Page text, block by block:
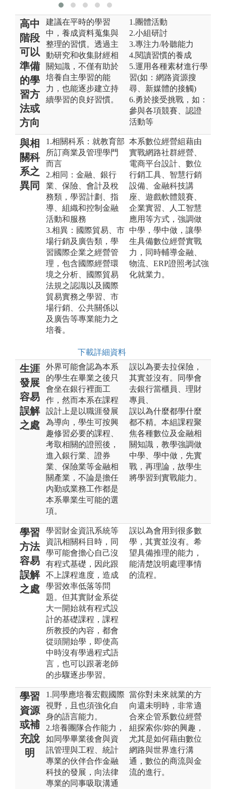
高中
階段
可以
準備
的學
習方
法或
方向
建議在平時的學習
中，養成資料蒐集與
整理的習慣。透過主
動研究和收集財經相
關知識，不僅有助於
培養自主學習的能
力，也能逐步建立持
續學習的良好習慣。
1.團體活動
2.小組研討
3.專注力/聆聽能力
4.閱讀習慣的養成
5.運用各種素材進行學
習(如：網路資源搜
尋、新媒體的接觸)
6.勇於接受挑戰，如：
參與各項競賽、認證
活動等
與相
關科
系之
異同
1.相關科系：就教育部
所訂商業及管理學門
而言
2.相同：金融、銀行
業、保險、會計及稅
務類，學習計劃、指
導、組織和控制金融
活動和服務
3.相異：國際貿易、市
場行銷及廣告類，學
習國際企業之經營管
理，包含國際經營環
境之分析、國際貿易
法規之認識以及國際
貿易實務之學習、市
場行銷、公共關係以
及廣告等專業能力之
培養。
下載詳細資料
本系數位經營組藉由
實戰網路社群經營、
電商平台設計、數位
行銷工具、智慧行銷
設備、金融科技講
座、遊戲軟體競賽、
企業實習、人工智慧
應用等方式，強調做
中學，學中做，讓學
生具備數位經營實戰
力，同時輔導金融、
物流、ERP證照考試強
化就業力。
生涯
發展
容易
誤解
之處
外界可能會認為本系
的學生在畢業之後只
會坐在銀行裡面工
作，然而本系在課程
設計上是以職涯發展
為導向，學生可按興
趣修習必要的課程、
考取相關的證照後，
進入銀行業、證券
業、保險業等金融相
關產業，不論是擔任
內勤或業務工作都是
本系畢業生可能的選
項。
誤以為要去拉保險，
其實並沒有。同學會
去銀行當櫃員、理財
專員、
誤以為什麼都學什麼
都不精。本組課程聚
焦各種數位及金融相
關知識，教學強調做
中學、學中做，先實
戰，再理論，故學生
將學習到實戰能力。
學習
方法
容易
誤解
之處
學習財金資訊系統等
資訊相關科目時，同
學可能會擔心自己沒
有程式基礎，因此跟
不上課程進度，造成
學習效率低落等問
題。但其實財金系從
大一開始就有程式設
計的基礎課程，課程
所教授的內容，都會
從頭開始學，即使高
中時沒有學過程式語
言，也可以跟著老師
的步驟逐步學習。
誤以為會用到很多數
學，其實並沒有。希
望具備推理的能力，
能清楚說明處理事情
的流程。
學習
資源
或補
充說
明
1.同學應培養宏觀國際
視野，且也須強化自
身的語言能力。
2.培養團隊合作能力，
如同學畢業後會與資
訊管理與工程、統計
專業的伙伴合作金融
科技的發展，向法律
專業的同事吸取溝通
當你對未來就業的方
向還未明時，非常適
合來企管系數位經營
組探索你/妳的興趣，
尤其是如何藉由數位
網路與世界進行溝
通，數位的商流與金
流的進行。